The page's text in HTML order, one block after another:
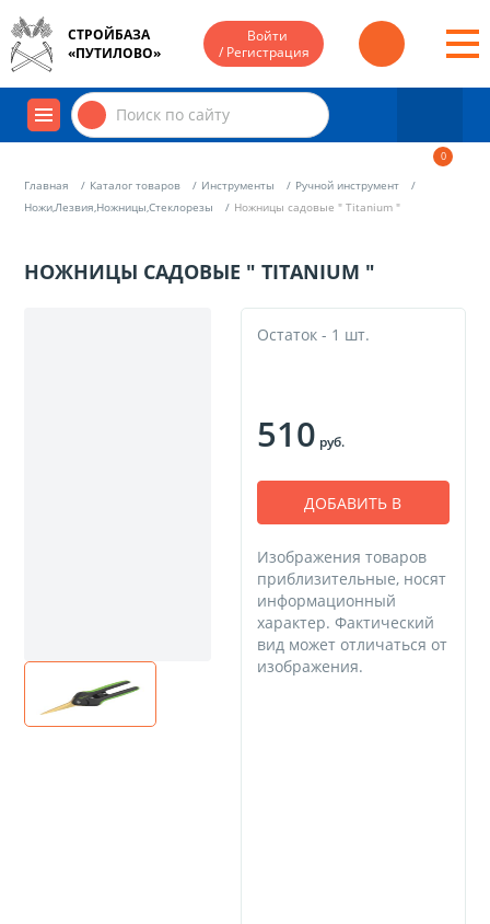
СТРОЙБАЗА
«ПУТИЛОВО»
Войти
/ Регистрация
0
Главная Каталог товаров Инструменты
Ручной инструмент
Ножи,Лезвия,Ножницы,Стеклорезы
Ножницы садовые " Titanium "
НОЖНИЦЫ САДОВЫЕ " TITANIUM "
Остаток - 1 шт.
510 руб.
ДОБАВИТЬ В
Изображения товаров
приблизительные, носят
информационный
характер. Фактический
вид может отличаться от
изображения.